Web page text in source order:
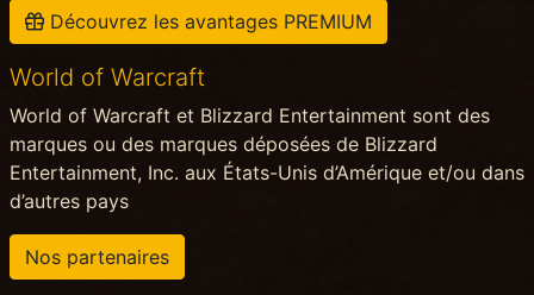
Découvrez les avantages PREMIUM
World of Warcraft
World of Warcraft et Blizzard Entertainment sont des
marques ou des marques déposées de Blizzard
Entertainment, Inc. aux États-Unis d’Amérique et/ou dans
d’autres pays
Nos partenaires